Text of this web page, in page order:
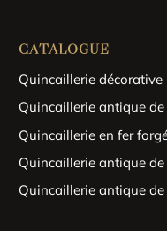
CATALOGUE
Quincaillerie décorative
Quincaillerie antique
Quincaillerie en fer
Quincaillerie antique
Quincaillerie antique